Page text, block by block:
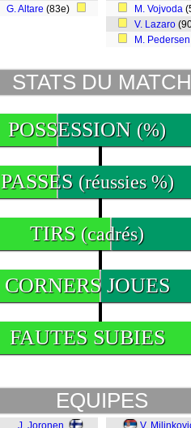
G. Altare (83e)
M. Vojvoda
V. Lazaro
M. Pedersen
STATS DU MATCH
POSSESSION (%)
PASSES (réussies %)
TIRS (cadrés)
CORNERS JOUES
FAUTES SUBIES
EQUIPES
J. Joronen
V.